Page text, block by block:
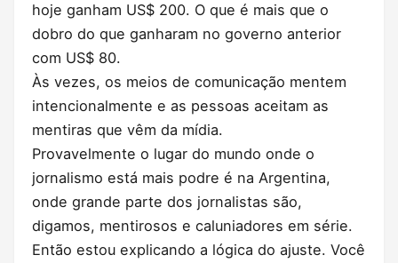
hoje ganham US$ 200. O que é mais que o
dobro do que ganharam no governo anterior
com US$ 80.
Às vezes, os meios de comunicação mentem
intencionalmente e as pessoas aceitam as
mentiras que vêm da mídia.
Provavelmente o lugar do mundo onde o
jornalismo está mais podre é na Argentina,
onde grande parte dos jornalistas são,
digamos, mentirosos e caluniadores em série.
Então estou explicando a lógica do ajuste. Você